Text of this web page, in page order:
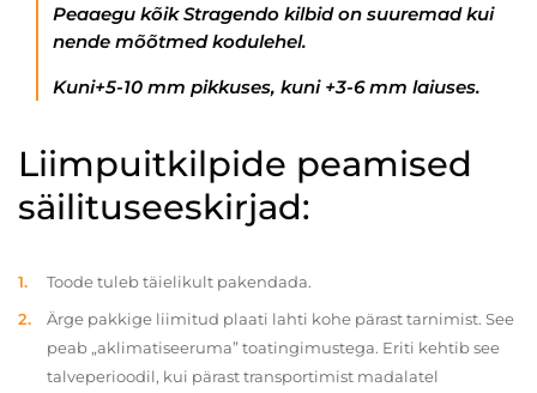
Peaaegu kõik Stragendo kilbid on suuremad kui
nende mõõtmed kodulehel.
Kuni+5-10 mm pikkuses, kuni +3-6 mm laiuses.
Liimpuitkilpide peamised
säilituseeskirjad:
Toode tuleb täielikult pakendada.
Ärge pakkige liimitud plaati lahti kohe pärast tarnimist. See
peab „aklimatiseeruma” toatingimustega. Eriti kehtib see
talveperioodil, kui pärast transportimist madalatel